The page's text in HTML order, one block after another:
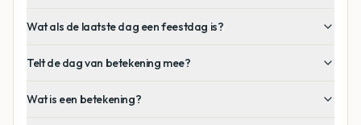
Wat als de laatste dag een feestdag is?
Telt de dag van betekening mee?
Wat is een betekening?